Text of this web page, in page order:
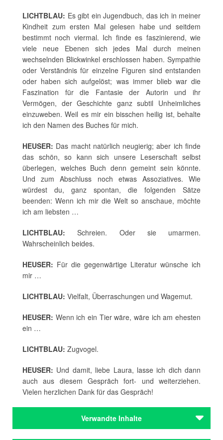
LICHTBLAU: Es gibt ein Jugendbuch, das ich in meiner
Kindheit zum ersten Mal gelesen habe und seitdem
bestimmt noch viermal. Ich finde es faszinierend, wie
viele neue Ebenen sich jedes Mal durch meinen
wechselnden Blickwinkel erschlossen haben. Sympathie
oder Verständnis für einzelne Figuren sind entstanden
oder haben sich aufgelöst; was immer blieb war die
Faszination für die Fantasie der Autorin und ihr
Vermögen, der Geschichte ganz subtil Unheimliches
einzuweben. Weil es mir ein bisschen heilig ist, behalte
ich den Namen des Buches für mich.
HEUSER: Das macht natürlich neugierig; aber ich finde
das schön, so kann sich unsere Leserschaft selbst
überlegen, welches Buch denn gemeint sein könnte.
Und zum Abschluss noch etwas Assoziatives. Wie
würdest du, ganz spontan, die folgenden Sätze
beenden: Wenn ich mir die Welt so anschaue, möchte
ich am liebsten …
LICHTBLAU:Schreien. Oder sie umarmen.
Wahrscheinlich beides.
HEUSER: Für die gegenwärtige Literatur wünsche ich
mir …
LICHTBLAU: Vielfalt, Überraschungen und Wagemut.
HEUSER: Wenn ich ein Tier wäre, wäre ich am ehesten
ein …
LICHTBLAU: Zugvogel.
HEUSER: Und damit, liebe Laura, lasse ich dich dann
auch aus diesem Gespräch fort- und weiterziehen.
Vielen herzlichen Dank für das Gespräch!
Verwandte Inhalte